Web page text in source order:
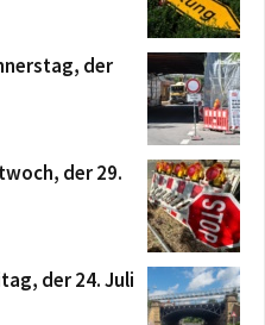
der
der 29.
der 24. Juli